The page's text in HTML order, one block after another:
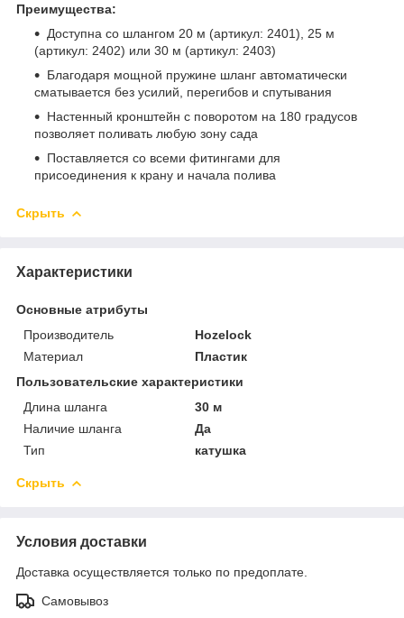
Преимущества:
Доступна со шлангом 20 м (артикул: 2401), 25 м
(артикул: 2402) или 30 м (артикул: 2403)
Благодаря мощной пружине шланг автоматически
сматывается без усилий, перегибов и спутывания
Настенный кронштейн с поворотом на 180 градусов
позволяет поливать любую зону сада
Поставляется со всеми фитингами для
присоединения к крану и начала полива
Скрыть
Характеристики
Основные атрибуты
Производитель
Hozelock
Материал
Пластик
Пользовательские характеристики
Длина шланга
30 м
Наличие шланга
Да
Тип
катушка
Скрыть
Условия доставки
Доставка осуществляется только по предоплате.
Самовывоз